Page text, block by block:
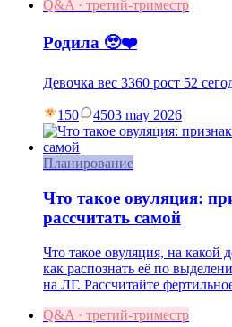
Q&A · третий-триместр
Родила 🥹❤️
Девочка вес 3360 рост 52
150 4503 may 2026
Планирование
Что такое овуляция:
рассчитать самой
Что такое овуляция, на какой
как распознать её по
на ЛГ. Рассчитайте
Q&A · третий-триместр